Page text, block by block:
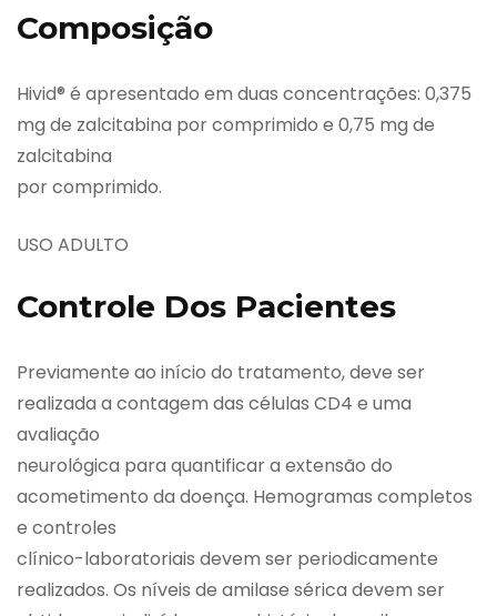
Composição
Hivid® é apresentado em duas concentrações: 0,375
mg de zalcitabina por comprimido e 0,75 mg de
zalcitabina
por comprimido.
USO ADULTO
Controle Dos Pacientes
Previamente ao início do tratamento, deve ser
realizada a contagem das células CD4 e uma
avaliação
neurológica para quantificar a extensão do
acometimento da doença. Hemogramas completos
e controles
clínico-laboratoriais devem ser periodicamente
realizados. Os níveis de amilase sérica devem ser